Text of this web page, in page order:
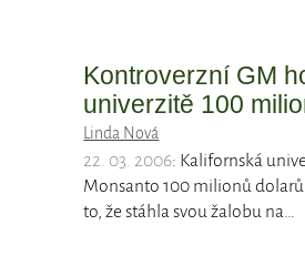
Kontroverzní GM
univerzitě 100
Linda Nová
22. 03. 2006: Kalifornská
Monsanto 100 milionů
to, že stáhla svou žalobu na…